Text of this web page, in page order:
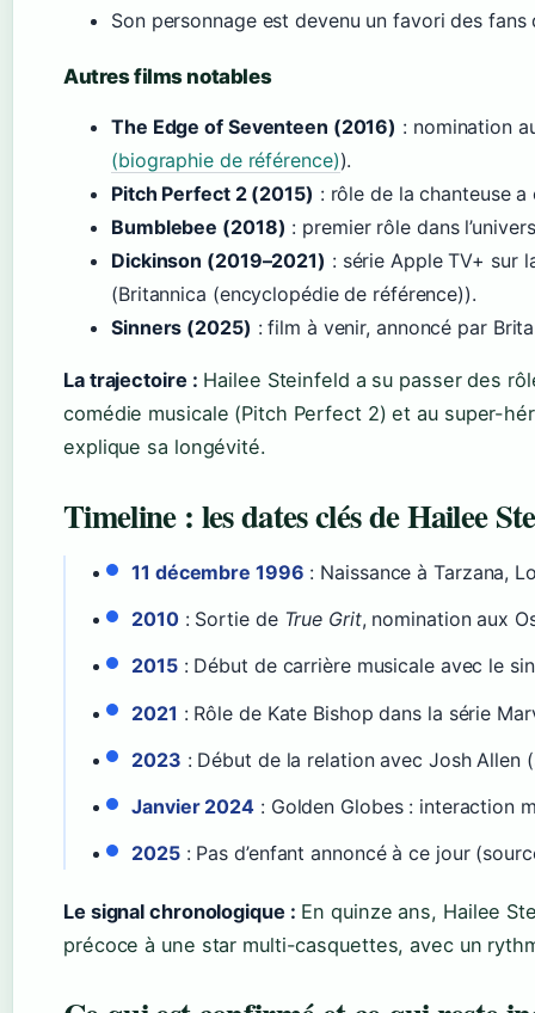
Son personnage est devenu un favori des fans
Autres films notables
The Edge of Seventeen (2016) : nomination
(biographie de référence)).
Pitch Perfect 2 (2015) : rôle de la chanteuse
Bumblebee (2018) : premier rôle dans
Dickinson (2019–2021) : série Apple TV+ sur
(Britannica (encyclopédie de référence)).
Sinners (2025) : film à venir, annoncé par
La trajectoire : Hailee Steinfeld a su passer des
comédie musicale (Pitch Perfect 2) et au super-
explique sa longévité.
Timeline : les dates clés de Hailee
11 décembre 1996 : Naissance à Tarzana,
2010: Sortie de True Grit, nomination aux
2015: Début de carrière musicale avec le
2021 : Rôle de Kate Bishop dans la série
2023 : Début de la relation avec Josh Allen
Janvier 2024 : Golden Globes : interaction
2025: Pas d’enfant annoncé à ce jour
Le signal chronologique : En quinze ans, Hailee
précoce à une star multi-casquettes, avec un